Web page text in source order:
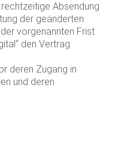
Absendung
der geänderten
vorgenannten Frist
den Vertrag
deren Zugang in
und deren